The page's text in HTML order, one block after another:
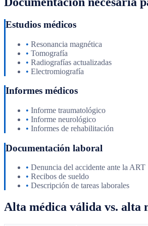
Estudios médicos
• Resonancia magnética
• Tomografía
• Radiografías actualizadas
• Electromiografía
Informes médicos
• Informe traumatológico
• Informe neurológico
• Informes de rehabilitación
Documentación laboral
• Denuncia del accidente ante la ART
• Recibos de sueldo
• Descripción de tareas laborales
Alta médica válida vs. alta